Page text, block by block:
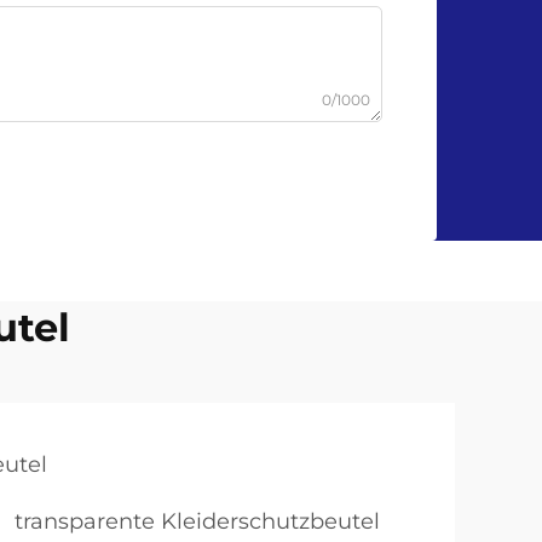
0/1000
transparente Kleiderschutzbeutel